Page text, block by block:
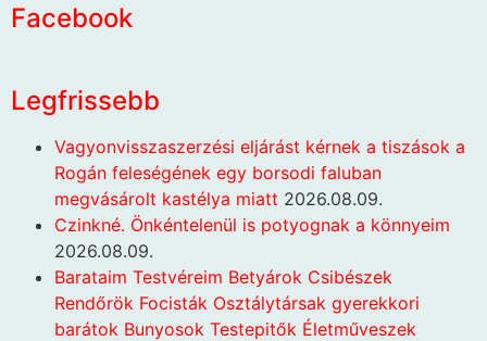
Facebook
Legfrissebb
Vagyonvisszaszerzési eljárást kérnek a tiszások a
Rogán feleségének egy borsodi faluban
megvásárolt kastélya miatt 2026.08.09.
Czinkné. Önkéntelenül is potyognak a könnyeim
2026.08.09.
Barataim Testvéreim Betyárok Csibészek
Rendőrök Focisták Osztálytársak gyerekkori
barátok Bunyosok Testepitők Életműveszek